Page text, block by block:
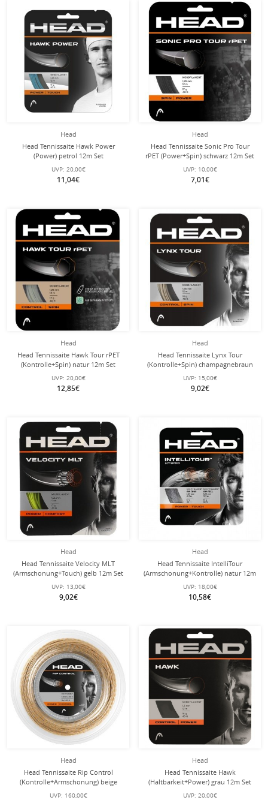
Head
Head Tennissaite Hawk Power
(Power) petrol 12m Set
UVP: 20,00€
11,04€
Head
Head Tennissaite Sonic Pro Tour
rPET (Power+Spin) schwarz 12m Set
UVP: 10,00€
7,01€
Head
Head Tennissaite Hawk Tour rPET
(Kontrolle+Spin) natur 12m Set
UVP: 20,00€
12,85€
Head
Head Tennissaite Lynx Tour
(Kontrolle+Spin) champagnebraun
12m Set
UVP: 15,00€
9,02€
Head
Head Tennissaite Velocity MLT
(Armschonung+Touch) gelb 12m Set
UVP: 13,00€
9,02€
Head
Head Tennissaite IntelliTour
(Armschonung+Kontrolle) natur 12m
Set
UVP: 18,00€
10,58€
Head
Head Tennissaite Rip Control
(Kontrolle+Armschonung) beige
200m Rolle
UVP: 160,00€
Head
Head Tennissaite Hawk
(Haltbarkeit+Power) grau 12m Set
UVP: 20,00€